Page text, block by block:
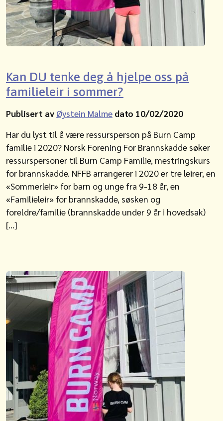
Kan DU tenke deg å hjelpe oss på
familieleir i sommer?
Publisert av Øystein Malme dato 10/02/2020
Har du lyst til å være ressursperson på Burn Camp
familie i 2020? Norsk Forening For Brannskadde søker
ressurspersoner til Burn Camp Familie, mestringskurs
for brannskadde. NFFB arrangerer i 2020 er tre leirer, en
«Sommerleir» for barn og unge fra 9-18 år, en
«Familieleir» for brannskadde, søsken og
foreldre/familie (brannskadde under 9 år i hovedsak)
[…]